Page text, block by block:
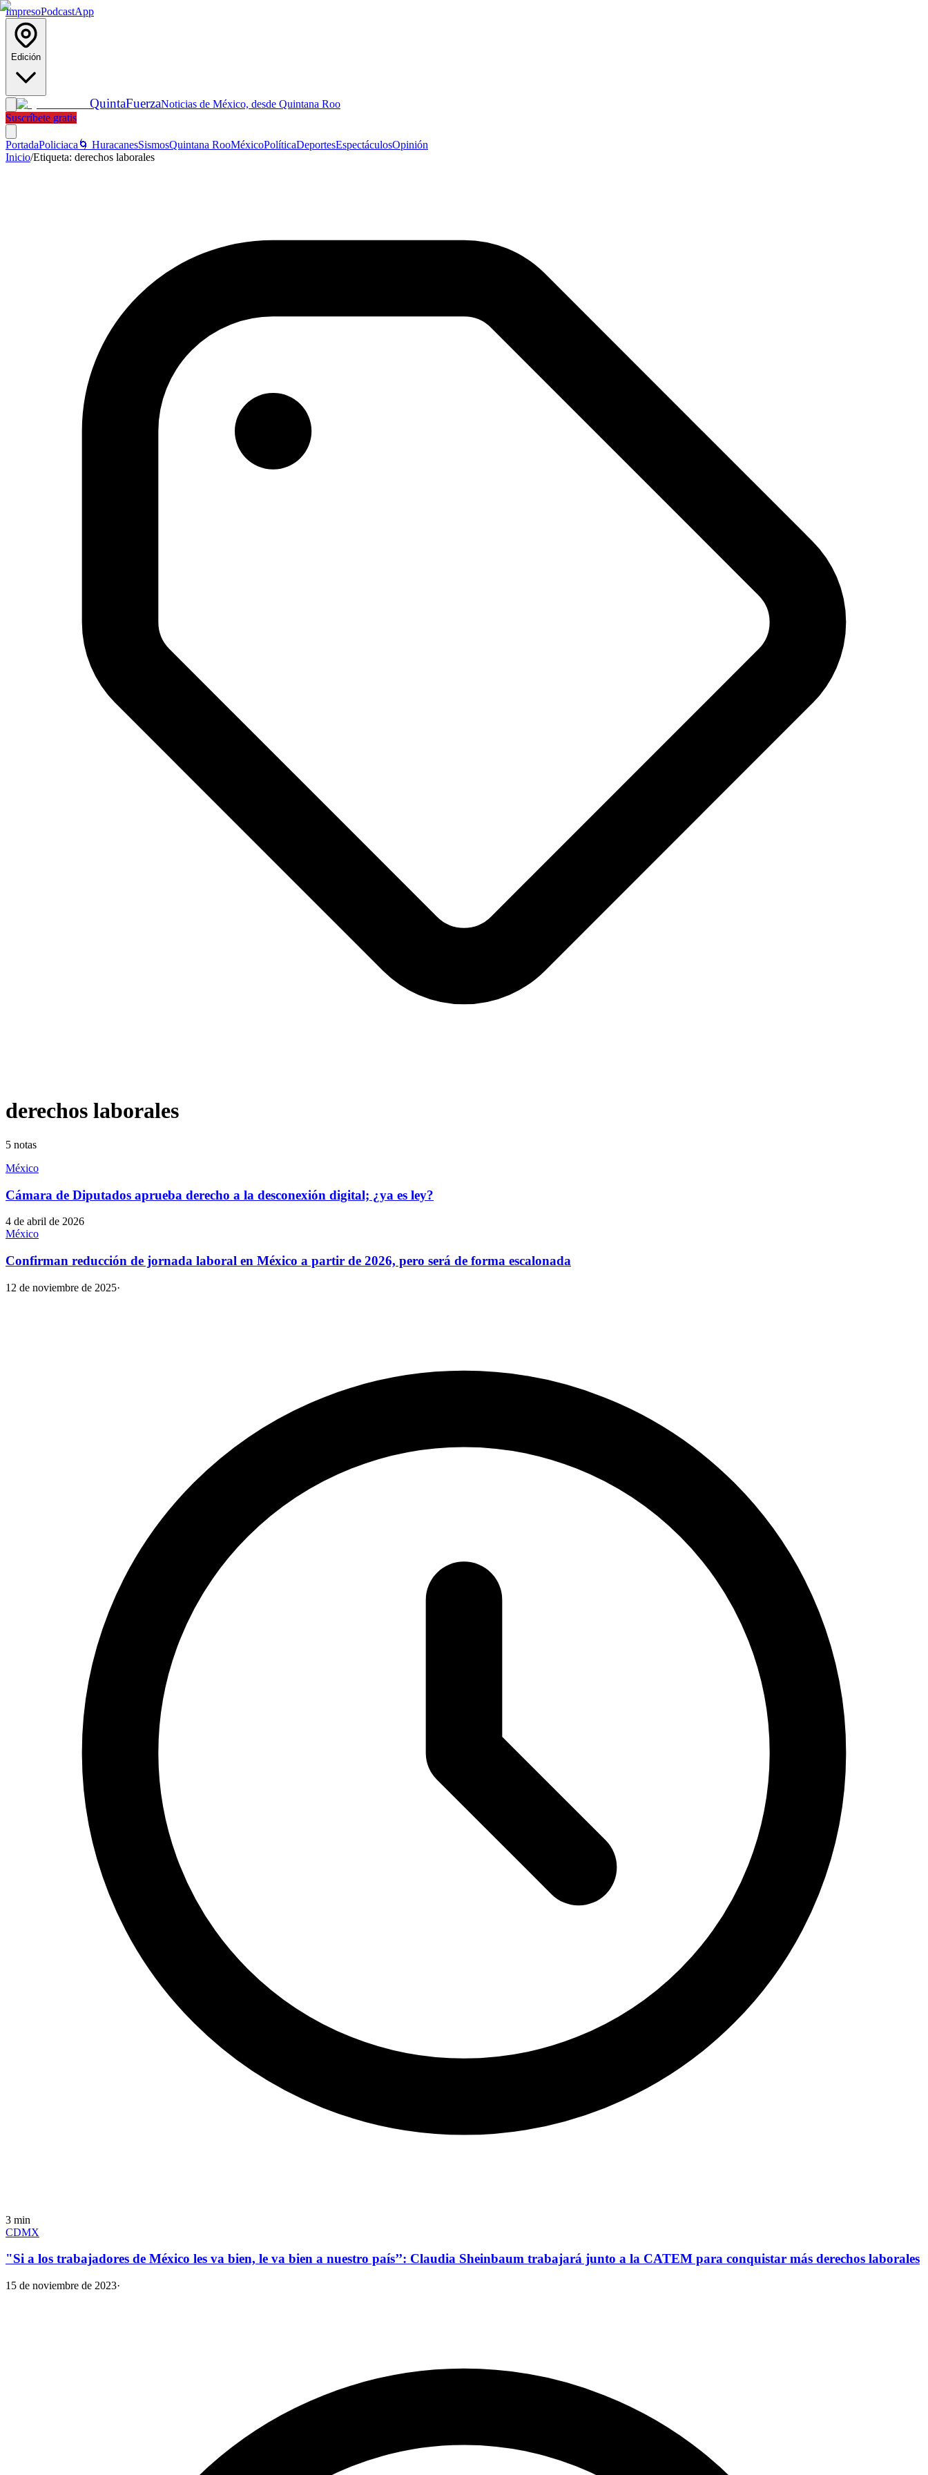
ImpresoPodcastApp
Edición
QuintaFuerzaNoticias de México, desde Quintana Roo
Suscríbete gratis
PortadaPoliciaca 🌀 HuracanesSismosQuintana RooMéxicoPolíticaDeportesEspectáculosOpinión
Inicio/Etiqueta: derechos laborales
derechos laborales
5 notas
México
Cámara de Diputados aprueba derecho a la desconexión digital; ¿ya es ley?
4 de abril de 2026
México
Confirman reducción de jornada laboral en México a partir de 2026, pero será de forma escalonada
12 de noviembre de 2025·
3 min
CDMX
"Si a los trabajadores de México les va bien, le va bien a nuestro país’’: Claudia Sheinbaum trabajará junto a la CATEM para conquistar más derechos laborales
15 de noviembre de 2023·